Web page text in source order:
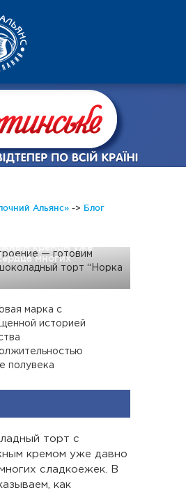
Альянс» -> Блог
—
кремом уже
многих
марка с
историей
полувека
торт с
кремом уже давно
сладкоежек. В
как